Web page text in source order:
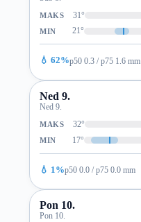
MAKS 31°
MIN 21°
💧 62%p50 0.3 / p75 1.6 mm
Ned 9.
Ned 9.
MAKS 32°
MIN 17°
💧 1%p50 0.0 / p75 0.0 mm
Pon 10.
Pon 10.